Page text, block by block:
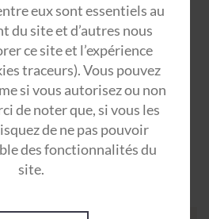
eux sont essentiels au
du site et d’autres nous
ce site et l’expérience
traceurs). Vous pouvez
si vous autorisez ou non
de noter que, si vous les
de ne pas pouvoir
des fonctionnalités du
site.